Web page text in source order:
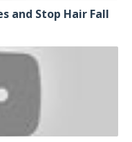
and Stop Hair Fall